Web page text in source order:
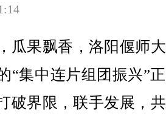
果飘香，洛阳偃师
“集中连片组团振兴”
界限，联手发展，